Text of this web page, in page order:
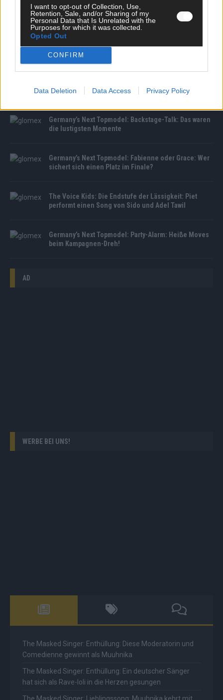
I want to opt-out of Collection, Use,
Retention, Sale, and/or Sharing of my
Personal Data that Is Unrelated with the
Purposes for which it was collected.
Opted Out
CONFIRM
Data Deletion Data Access Privacy Policy
MEDIATHEK
lahm
Germany’s Next Topmodel: Backstage-Talk: Das waren
die lustigsten Momente
Germany’s Next Topmodel: Fabienne oder Grace: Wer
sichert sich einen Platz im Finale?
The Voice Kids: Die Endstufe der Lässigkeit: Piet
performt einen Song von Sido und Adel Tawil
Germany’s Next Topmodel: Party-Alarm: Heiße Moves
beim Kampagnen-Dreh!
AD
WERBE BEI UNS!
The Masked Singer: Enthüllung: Diese Moderatorin und
Comedienne gewinnt als Muuhnika
The Masked Singer: Enthüllung: Ein deutscher Sänger
hat sich als Rave-Ioli in die Herzen gesungen
The Masked Singer: Lieblingssong: Muuhnika kehrt mit